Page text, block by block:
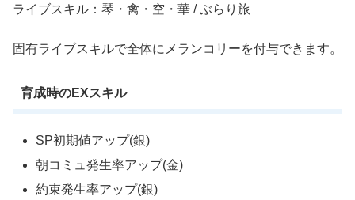
ライブスキル：琴・禽・空・華 / ぶらり旅
固有ライブスキルで全体にメランコリーを付与できます。
育成時のEXスキル
SP初期値アップ(銀)
朝コミュ発生率アップ(金)
約束発生率アップ(銀)